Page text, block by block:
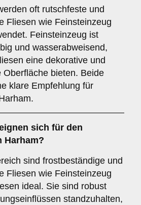
oft rutschfeste und
Fliesen wie Feinsteinzeug
Feinsteinzeug ist
und wasserabweisend,
eine dekorative und
Oberfläche bieten. Beide
klare Empfehlung für
sich für den
Harham?
sind frostbeständige und
Fliesen wie Feinsteinzeug
ideal. Sie sind robust
standzuhalten,